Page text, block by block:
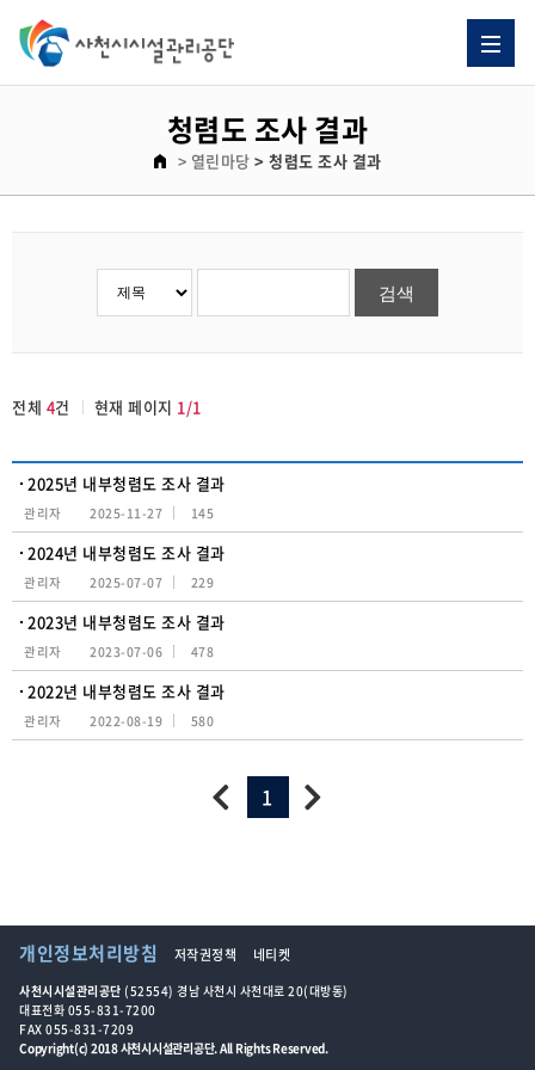
청렴도 조사 결과
> 열린마당 > 청렴도 조사 결과
전체 4건 현재 페이지 1/1
2025년 내부청렴도 조사 결과
관리자 2025-11-27 145
2024년 내부청렴도 조사 결과
관리자 2025-07-07 229
2023년 내부청렴도 조사 결과
관리자 2023-07-06 478
2022년 내부청렴도 조사 결과
관리자 2022-08-19 580
1
개인정보처리방침 저작권정책 네티켓
사천시시설관리공단 (52554) 경남 사천시 사천대로 20(대방동)
대표전화 055-831-7200
FAX 055-831-7209
Copyright(c) 2018 사천시시설관리공단. All Rights Reserved.